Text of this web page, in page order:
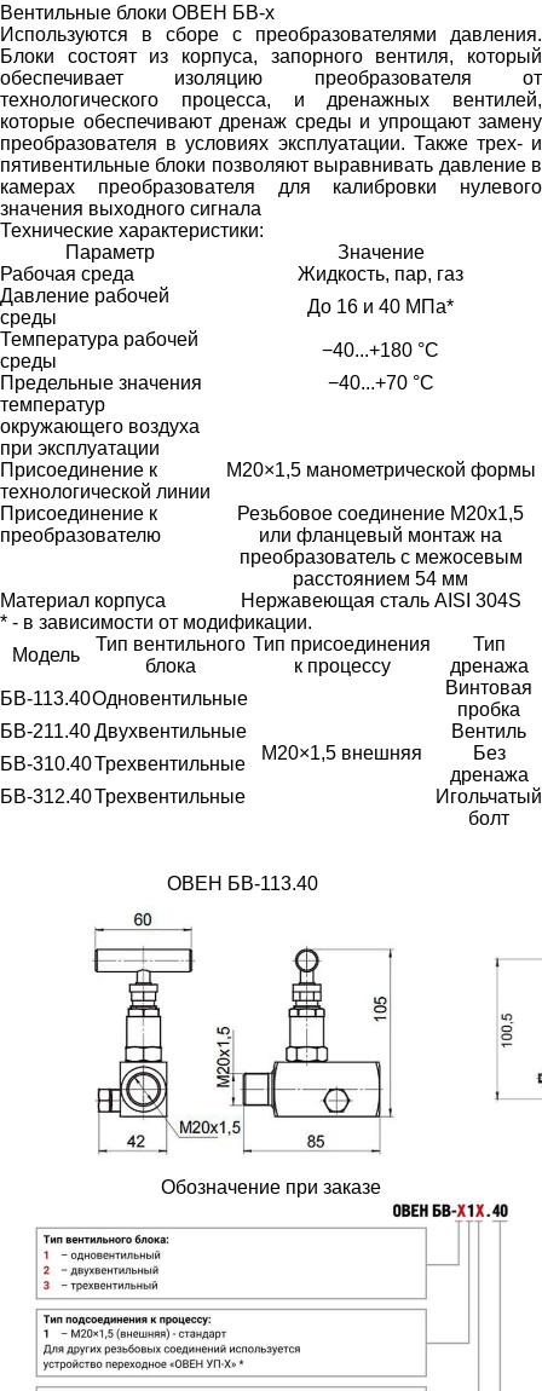
Вентильные блоки ОВЕН БВ-х
Используются в сборе с преобразователями давления.
Блоки состоят из корпуса, запорного вентиля, который
обеспечивает изоляцию преобразователя от
технологического процесса, и дренажных вентилей,
которые обеспечивают дренаж среды и упрощают замену
преобразователя в условиях эксплуатации. Также трех- и
пятивентильные блоки позволяют выравнивать давление в
камерах преобразователя для калибровки нулевого
значения выходного сигнала
Технические характеристики:
Параметр
Значение
Рабочая среда
Жидкость, пар, газ
Давление рабочей
среды
До 16 и 40 МПа*
Температура рабочей
среды
−40...+180 °С
Предельные значения
температур
окружающего воздуха
при эксплуатации
−40...+70 °С
Присоединение к
технологической линии
M20×1,5 манометрической формы
Присоединение к
преобразователю
Резьбовое соединение M20х1,5
или фланцевый монтаж на
преобразователь с межосевым
расстоянием 54 мм
Материал корпуса
Нержавеющая сталь AISI 304S
* - в зависимости от модификации.
Модель
Тип вентильного
блока
Тип присоединения
к процессу
Тип
дренажа
БВ-113.40Одновентильные
М20×1,5 внешняя
Винтовая
пробка
БВ-211.40Двухвентильные
Вентиль
БВ-310.40Трехвентильные
Без
дренажа
БВ-312.40Трехвентильные
Игольчатый
болт
ОВЕН БВ-113.40
Обозначение при заказе